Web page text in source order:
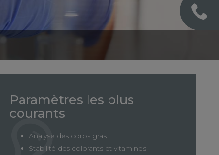
Paramètres les plus
courants
Analyse des corps gras
Stabilité des colorants et vitamines